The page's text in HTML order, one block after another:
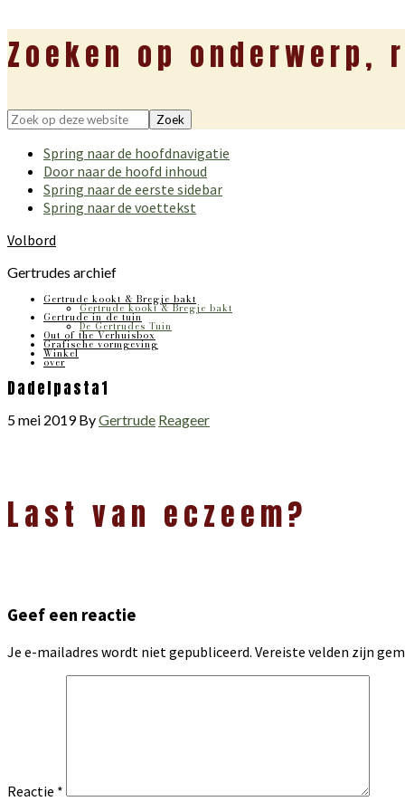
Zoeken op onderwerp,
Zoek
deze
website
Spring naar de hoofdnavigatie
Door naar de hoofd inhoud
Spring naar de eerste sidebar
Spring naar de voettekst
Volbord
Gertrudes archief
Gertrude kookt & Bregje bakt
Gertrude kookt & Bregje bakt
Gertrude in de tuin
De Gertrudes Tuin
Out of the Verhuisbox
Grafische vormgeving
Winkel
over
Dadelpasta1
5 mei 2019ByGertrude Reageer
Interacties
Last van eczeem?
Geef een reactie
Je e-mailadres wordt niet gepubliceerd. Vereiste velden zijn
Reactie *